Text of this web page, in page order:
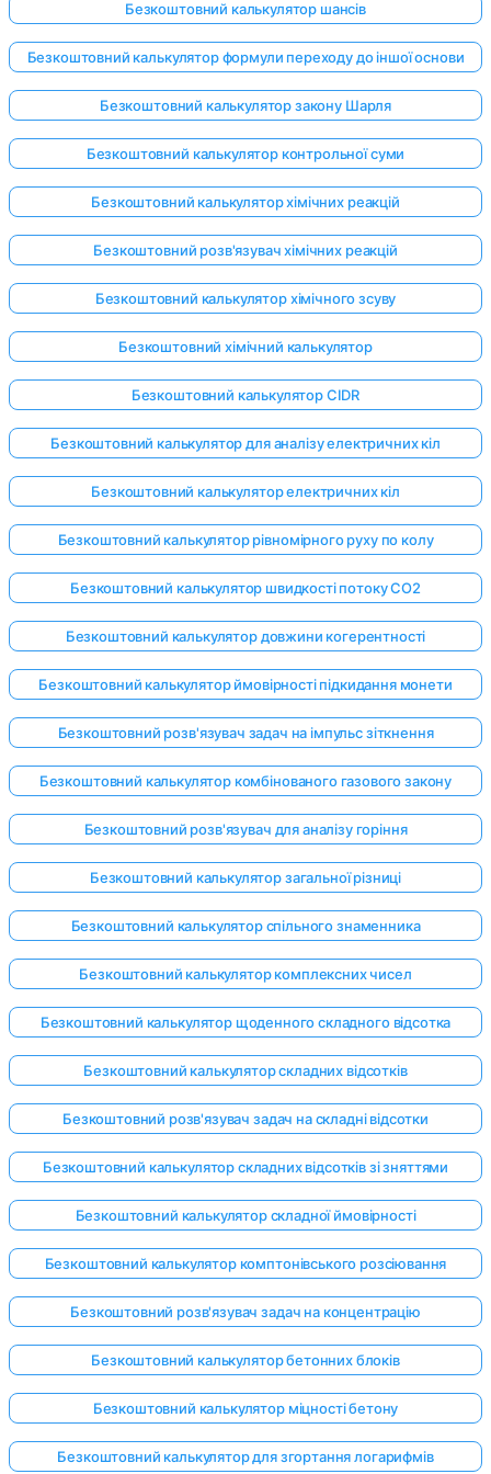
Безкоштовний калькулятор шансів
Безкоштовний калькулятор формули переходу до іншої основи
Безкоштовний калькулятор закону Шарля
Безкоштовний калькулятор контрольної суми
Безкоштовний калькулятор хімічних реакцій
Безкоштовний розв'язувач хімічних реакцій
Безкоштовний калькулятор хімічного зсуву
Безкоштовний хімічний калькулятор
Безкоштовний калькулятор CIDR
Безкоштовний калькулятор для аналізу електричних кіл
Безкоштовний калькулятор електричних кіл
Безкоштовний калькулятор рівномірного руху по колу
Безкоштовний калькулятор швидкості потоку CO2
Безкоштовний калькулятор довжини когерентності
Безкоштовний калькулятор ймовірності підкидання монети
Безкоштовний розв'язувач задач на імпульс зіткнення
Безкоштовний калькулятор комбінованого газового закону
Безкоштовний розв'язувач для аналізу горіння
Безкоштовний калькулятор загальної різниці
Безкоштовний калькулятор спільного знаменника
Безкоштовний калькулятор комплексних чисел
Безкоштовний калькулятор щоденного складного відсотка
Безкоштовний калькулятор складних відсотків
Безкоштовний розв'язувач задач на складні відсотки
Безкоштовний калькулятор складних відсотків зі зняттями
Безкоштовний калькулятор складної ймовірності
Безкоштовний калькулятор комптонівського розсіювання
Безкоштовний розв'язувач задач на концентрацію
Безкоштовний калькулятор бетонних блоків
Безкоштовний калькулятор міцності бетону
Безкоштовний калькулятор для згортання логарифмів